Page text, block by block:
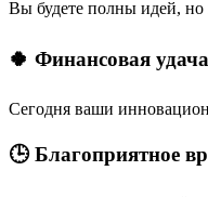
Вы будете полны идей, но
🍀 Финансовая удача
Сегодня ваши
🕒 Благоприятное